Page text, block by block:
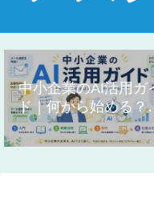
中小企業のAI活用ガ
ド｜何から始める？
務別の使い方まとめ